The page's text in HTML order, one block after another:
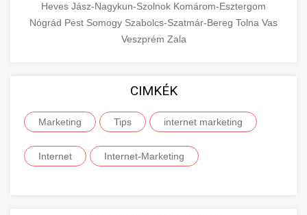
Heves Jász-Nagykun-Szolnok Komárom-Esztergom
Nógrád Pest Somogy Szabolcs-Szatmár-Bereg Tolna Vas
Veszprém Zala
CIMKÉK
Marketing Tips internet marketing
Internet Internet-Marketing